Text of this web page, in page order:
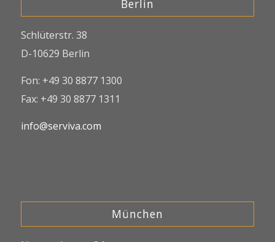
Berlin
Schlüterstr. 38
D-10629 Berlin
Fon: +49 30 8877 1300
Fax: +49 30 8877 1311
info@serviva.com
München